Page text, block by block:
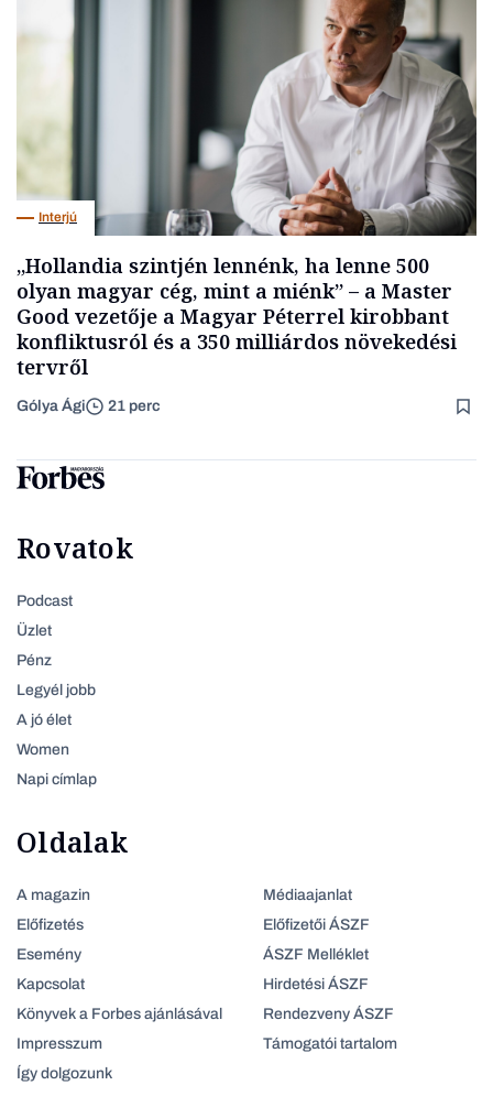
Interjú
„Hollandia szintjén lennénk, ha lenne 500
olyan magyar cég, mint a miénk” – a Master
Good vezetője a Magyar Péterrel kirobbant
konfliktusról és a 350 milliárdos növekedési
tervről
Gólya Ági 21 perc
Rovatok
Podcast
Üzlet
Pénz
Legyél jobb
A jó élet
Women
Napi címlap
Oldalak
A magazin
Előfizetés
Esemény
Kapcsolat
Könyvek a Forbes ajánlásával
Impresszum
Így dolgozunk
Médiaajanlat
Előfizetői ÁSZF
ÁSZF Melléklet
Hirdetési ÁSZF
Rendezveny ÁSZF
Támogatói tartalom